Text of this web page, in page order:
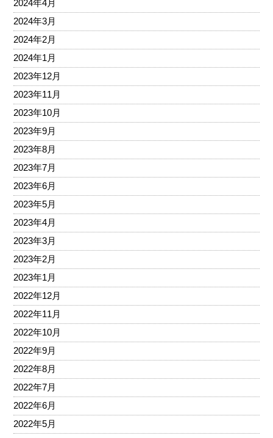
2024年4月
2024年3月
2024年2月
2024年1月
2023年12月
2023年11月
2023年10月
2023年9月
2023年8月
2023年7月
2023年6月
2023年5月
2023年4月
2023年3月
2023年2月
2023年1月
2022年12月
2022年11月
2022年10月
2022年9月
2022年8月
2022年7月
2022年6月
2022年5月